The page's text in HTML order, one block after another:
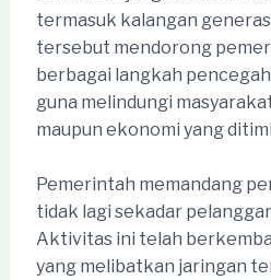
termasuk kalangan
tersebut mendorong
berbagai langkah
guna melindungi
maupun ekonomi yang
Pemerintah memandang
tidak lagi sekadar
Aktivitas ini telah
yang melibatkan jaringan